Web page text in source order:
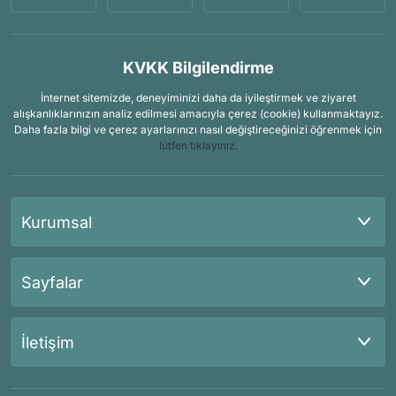
KVKK Bilgilendirme
İnternet sitemizde, deneyiminizi daha da iyileştirmek ve ziyaret
alışkanlıklarınızın analiz edilmesi amacıyla çerez (cookie) kullanmaktayız.
Daha fazla bilgi ve çerez ayarlarınızı nasıl değiştireceğinizi öğrenmek için
lütfen tıklayınız.
Kurumsal
Sayfalar
İletişim